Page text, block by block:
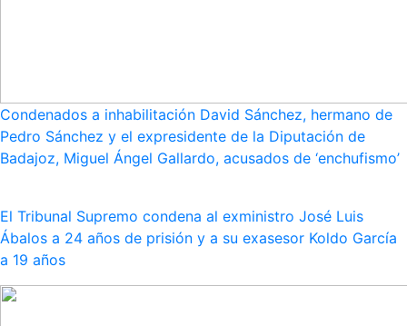
Condenados a inhabilitación David Sánchez, hermano de
Pedro Sánchez y el expresidente de la Diputación de
Badajoz, Miguel Ángel Gallardo, acusados de ‘enchufismo’
El Tribunal Supremo condena al exministro José Luis
Ábalos a 24 años de prisión y a su exasesor Koldo García
a 19 años